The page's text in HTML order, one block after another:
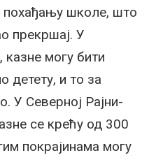
школе, што
прекршај. У
казне могу бити
детету, и то за
У Северној Рајни-
се крећу од 300
покрајинама могу